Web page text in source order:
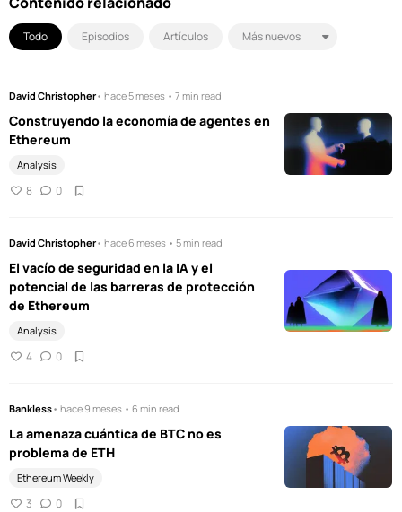
Todo Episodios Artículos
David Christopher• hace 5 meses • 7 min read
Construyendo la economía de agentes en
Ethereum
Analysis
8 0
David Christopher• hace 6 meses • 5 min read
El vacío de seguridad en la IA y el
potencial de las barreras de protección
de Ethereum
Analysis
4 0
Bankless• hace 9 meses • 6 min read
La amenaza cuántica de BTC no es
problema de ETH
Ethereum Weekly
3 0